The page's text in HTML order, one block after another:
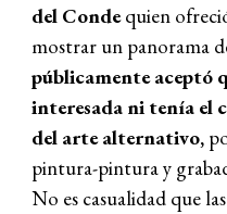
del Condequien
mostrar un panorama
públicamente aceptó
interesada ni tenía el
del arte alternativo,
pintura-pintura y
No es casualidad que